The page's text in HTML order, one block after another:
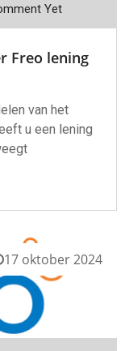
Yet
Freo lening
van het
u een lening
17 oktober 2024